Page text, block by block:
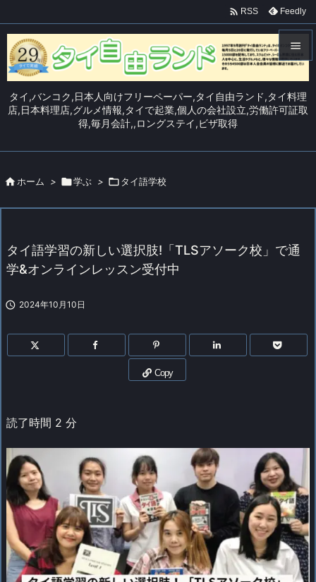
タイ,バンコク,日本人向けフリーペーパー,タイ自由ランド,タイ料理
店,日本料理店,グルメ情報,タイで起業,個人の会社設立,労働許可証取
得,毎月会計,,ロングステイ,ビザ取得

メニュ


 RSS Feedly
 ホーム > 学ぶ > タイ語学校
タイ語学習の新しい選択肢!「TLSアソーク校」で通
学&オンラインレッスン受付中
 2024年10月10日
Copy
読了時間 2 分